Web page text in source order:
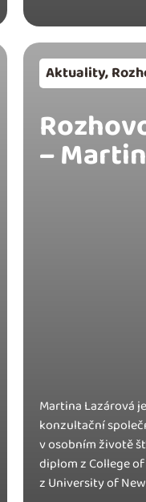
Aktuality,
–
Martina Lazárová
konzultační
v osobním životě
diplom z College
z University of New